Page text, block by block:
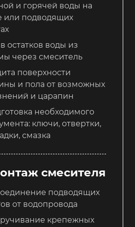
и горячей воды на
или подводящих
остатков воды из
через смеситель
поверхности
и пола от возможных
и царапин
необходимого
ключи, отвертки,
смазка
смесителя
подводящих
от водопровода
крепежных